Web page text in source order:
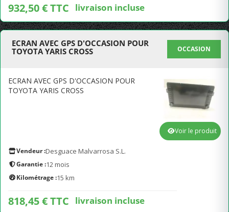
932,50 € TTC livraison incluse
ECRAN AVEC GPS D'OCCASION POUR
TOYOTA YARIS CROSS
OCCASION
ECRAN AVEC GPS D'OCCASION POUR
TOYOTA YARIS CROSS
Vendeur :Desguace Malvarrosa S.L.
Garantie :12 mois
Kilométrage :15 km
818,45 € TTC livraison incluse
Voir le produit